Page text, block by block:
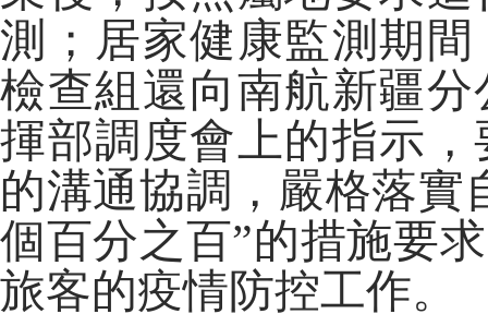
測；居家健康監測期
檢查組還向南航新疆
揮部調度會上的指示
的溝通協調，嚴格落實
個百分之百”的措施要
旅客的疫情防控工作。